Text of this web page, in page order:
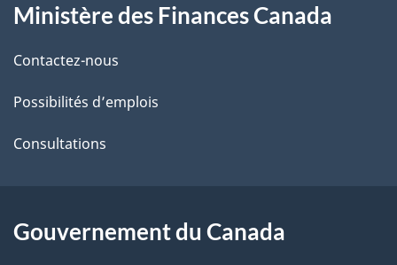
i
l
s
d
l
propos
de
ce
site
Ministère des Finances Canada
Contactez-nous
Possibilités d’emplois
Consultations
Gouvernement du Canada